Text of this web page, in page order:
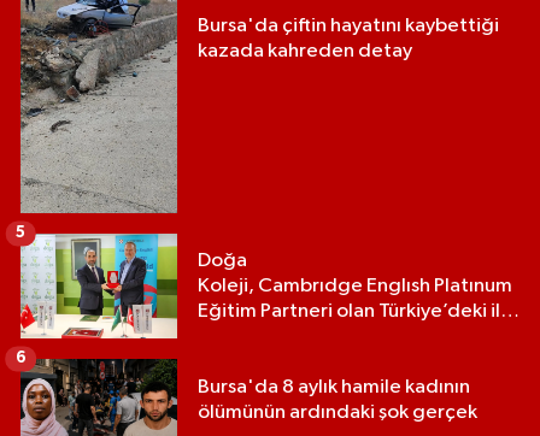
Bursa'da çiftin hayatını kaybettiği
kazada kahreden detay
Doğa
Koleji, Cambrıdge Englısh Platınum
Eğitim Partneri olan Türkiye’deki ilk
5
Bursa'da 8 aylık hamile kadının
ölümünün ardındaki şok gerçek
6